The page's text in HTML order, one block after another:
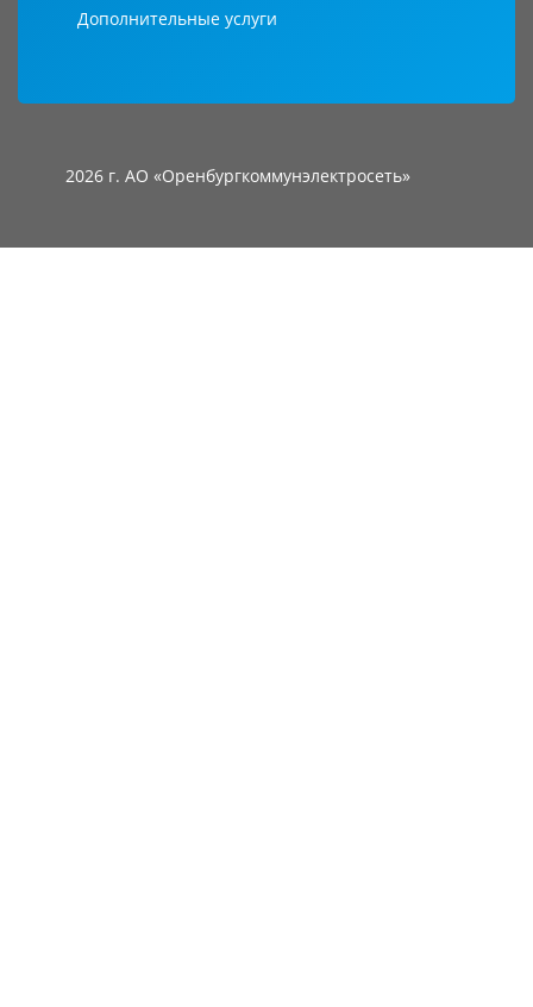
Дополнительные услуги
2026 г. АО «Оренбургкоммунэлектросеть»